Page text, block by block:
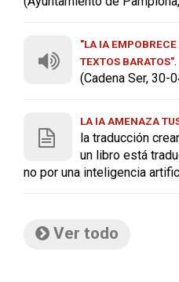
"LA IA
TEXTOS BARATOS"
(Cadena Ser, 30-
LA IA AMENAZA
la traducción
un libro está
no por una inteligencia
Ver todo